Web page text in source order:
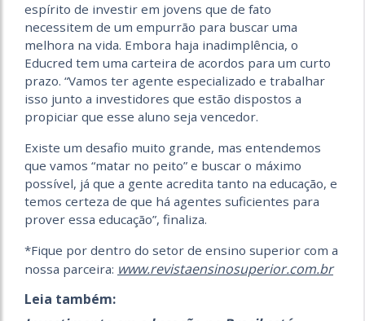
espírito de investir em jovens que de fato
necessitem de um empurrão para buscar uma
melhora na vida. Embora haja inadimplência, o
Educred tem uma carteira de acordos para um curto
prazo. “Vamos ter agente especializado e trabalhar
isso junto a investidores que estão dispostos a
propiciar que esse aluno seja vencedor.
Existe um desafio muito grande, mas entendemos
que vamos “matar no peito” e buscar o máximo
possível, já que a gente acredita tanto na educação, e
temos certeza de que há agentes suficientes para
prover essa educação”, finaliza.
*Fique por dentro do setor de ensino superior com a
nossa parceira: www.revistaensinosuperior.com.br
Leia também: